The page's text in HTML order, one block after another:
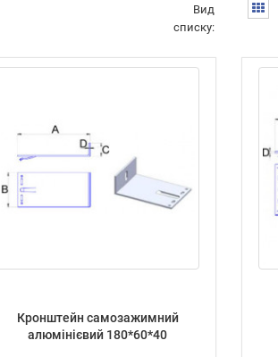
Вид
списку:
Кронштейн самозажимний
алюмінієвий 180*60*40